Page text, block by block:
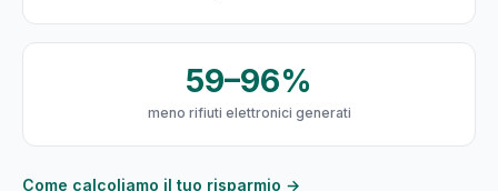
59–96%
meno rifiuti elettronici generati
Come calcoliamo il tuo risparmio →